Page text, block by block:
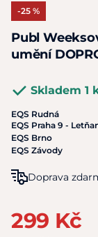
-25 %
Publ
umění
Skladem 1
EQS Rudná
EQS Praha 9 -
EQS Brno
EQS Závody
Doprava
299 Kč